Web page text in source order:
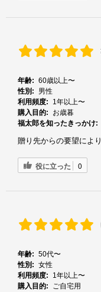
年齢: 60歳以上〜
性別:
男性
利用頻度:
1年以上〜
購入目的:
お歳暮
福太郎を知ったきっかけ:
贈り先からの要望によ
役に立った 0
年齢: 50代〜
性別: 女性
利用頻度:
1年以上〜
購入目的:
ご自宅用